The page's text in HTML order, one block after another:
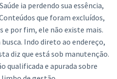
ia perdendo sua essência,
que foram excluídos,
e por fim, ele não existe mais.
Indo direto ao endereço,
diz que está sob manutenção.
qualificada e apurada sobre